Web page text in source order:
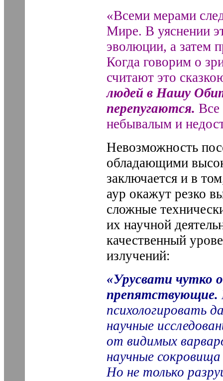
«Всеми мерами
Мире. В уяснении
эволюции, а затем
Когда говорим о
считают это
людей в Нашу
перепугаются. Все
небывалым и
Невозможность
обладающими
заключается и в
аур окажут резко
сложные
их научной
качественный
излучений:
«Урусвати чутко
препятствующие.
психологировать
научные
от видимых
научные
Но не только